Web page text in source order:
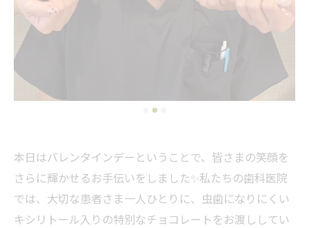
本日はバレンタインデーということで、皆さまの笑顔を
さらに輝かせるお手伝いをしました✨私たちの歯科医院
では、大切な患者さま一人ひとりに、虫歯になりにくい
キシリトール入りの特別なチョコレートをお渡ししてい